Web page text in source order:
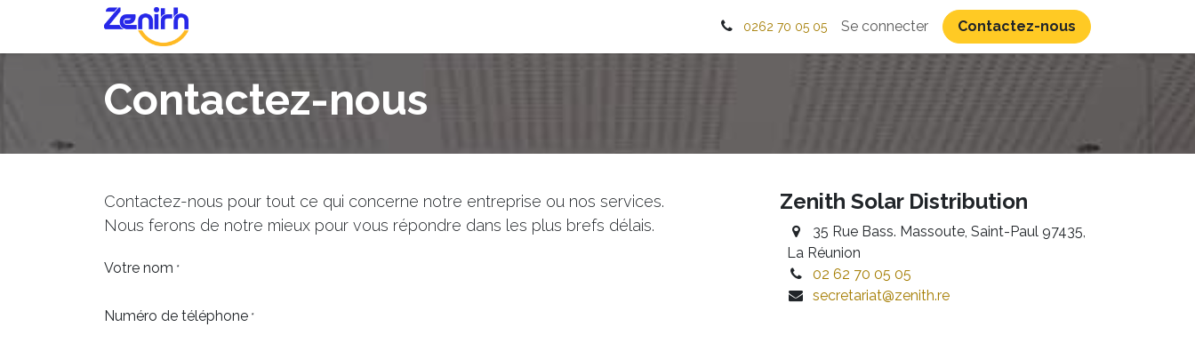
Se rendre au contenu
Solutions pour professionnel0262 70 05 05 Se connecter Contactez-nous
Contactez-nous
Contactez-nous pour tout ce qui concerne notre entreprise ou nos services.
Nous ferons de notre mieux pour vous répondre dans les plus brefs délais.
Votre nom *
Numéro de téléphone *
Zenith Solar Distribution
35 Rue Bass. Massoute, Saint-Paul 97435,
La Réunion
02 62 70 05 05
secretariat@zenith.re